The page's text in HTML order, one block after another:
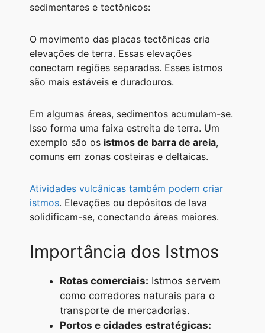
sedimentares e tectônicos:
O movimento das placas tectônicas cria
elevações de terra. Essas elevações
conectam regiões separadas. Esses istmos
são mais estáveis e duradouros.
Em algumas áreas, sedimentos acumulam-se.
Isso forma uma faixa estreita de terra. Um
exemplo são os istmos de barra de areia,
comuns em zonas costeiras e deltaicas.
Atividades vulcânicas também podem criar
istmos. Elevações ou depósitos de lava
solidificam-se, conectando áreas maiores.
Importância dos Istmos
Rotas comerciais: Istmos servem
como corredores naturais para o
transporte de mercadorias.
Portos e cidades estratégicas: